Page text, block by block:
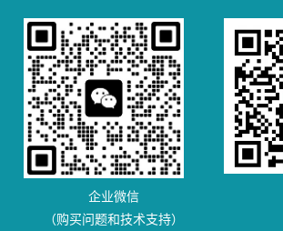
企业微信
（购买问题和技术支持）